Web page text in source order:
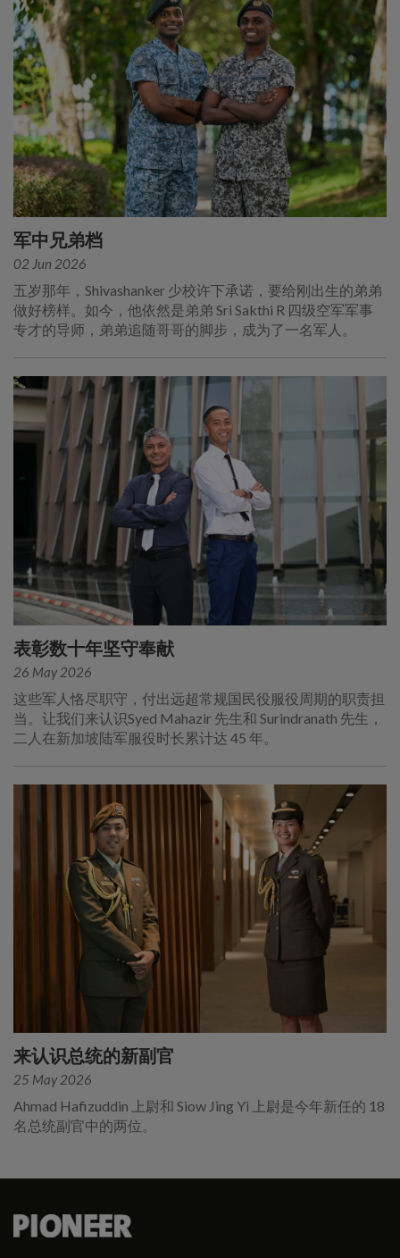
军中兄弟档
02 Jun 2026
五岁那年，Shivashanker 少校许下承诺，要给刚出生的弟弟
做好榜样。如今，他依然是弟弟 Sri Sakthi R 四级空军军事
专才的导师，弟弟追随哥哥的脚步，成为了一名军人。
表彰数十年坚守奉献
26 May 2026
这些军人恪尽职守，付出远超常规国民役服役周期的职责担
当。让我们来认识Syed Mahazir 先生和 Surindranath 先生，
二人在新加坡陆军服役时长累计达 45 年。
来认识总统的新副官
25 May 2026
Ahmad Hafizuddin 上尉和 Siow Jing Yi 上尉是今年新任的 18
名总统副官中的两位。